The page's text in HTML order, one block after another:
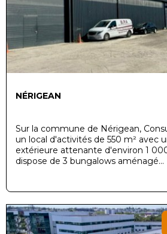
NÉRIGEAN
Sur la commune de Nérigean,
un local d'activités de 550 m² avec
extérieure attenante d'environ 1
dispose de 3 bungalows aménagé...